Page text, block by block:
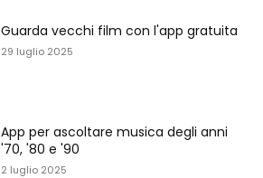
Guarda vecchi film con l'app gratuita
29 luglio 2025
App per ascoltare musica degli anni
'70, '80 e '90
2 luglio 2025